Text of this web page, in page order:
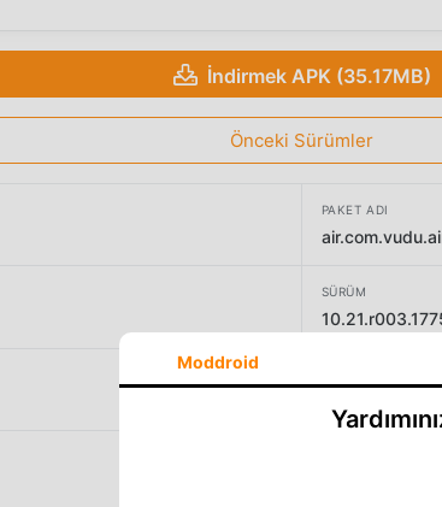
İndirmek APK (35.17MB)
Önceki Sürümler
PAKET ADI
SÜRÜM
Moddroid